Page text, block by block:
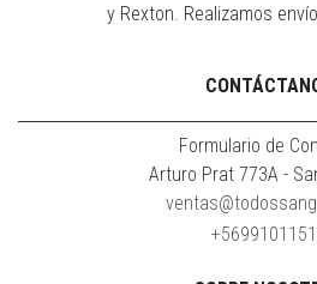
y Rexton. Realizamos
Formulario de
Arturo Prat 773A -